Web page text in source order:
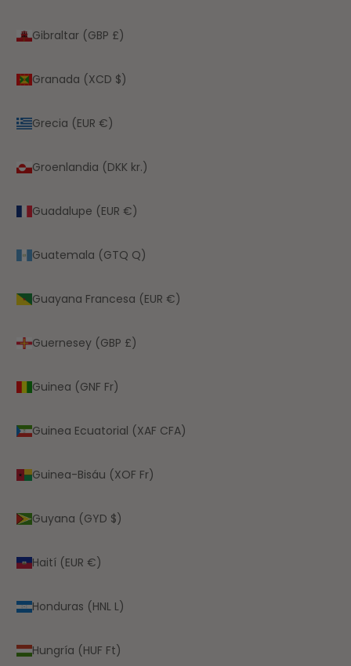
Gibraltar (GBP £)
Granada (XCD $)
Grecia (EUR €)
Groenlandia (DKK kr.)
Guadalupe (EUR €)
Guatemala (GTQ Q)
Guayana Francesa (EUR €)
Guernesey (GBP £)
Guinea (GNF Fr)
Guinea Ecuatorial (XAF CFA)
Guinea-Bisáu (XOF Fr)
Guyana (GYD $)
Haití (EUR €)
Honduras (HNL L)
Hungría (HUF Ft)